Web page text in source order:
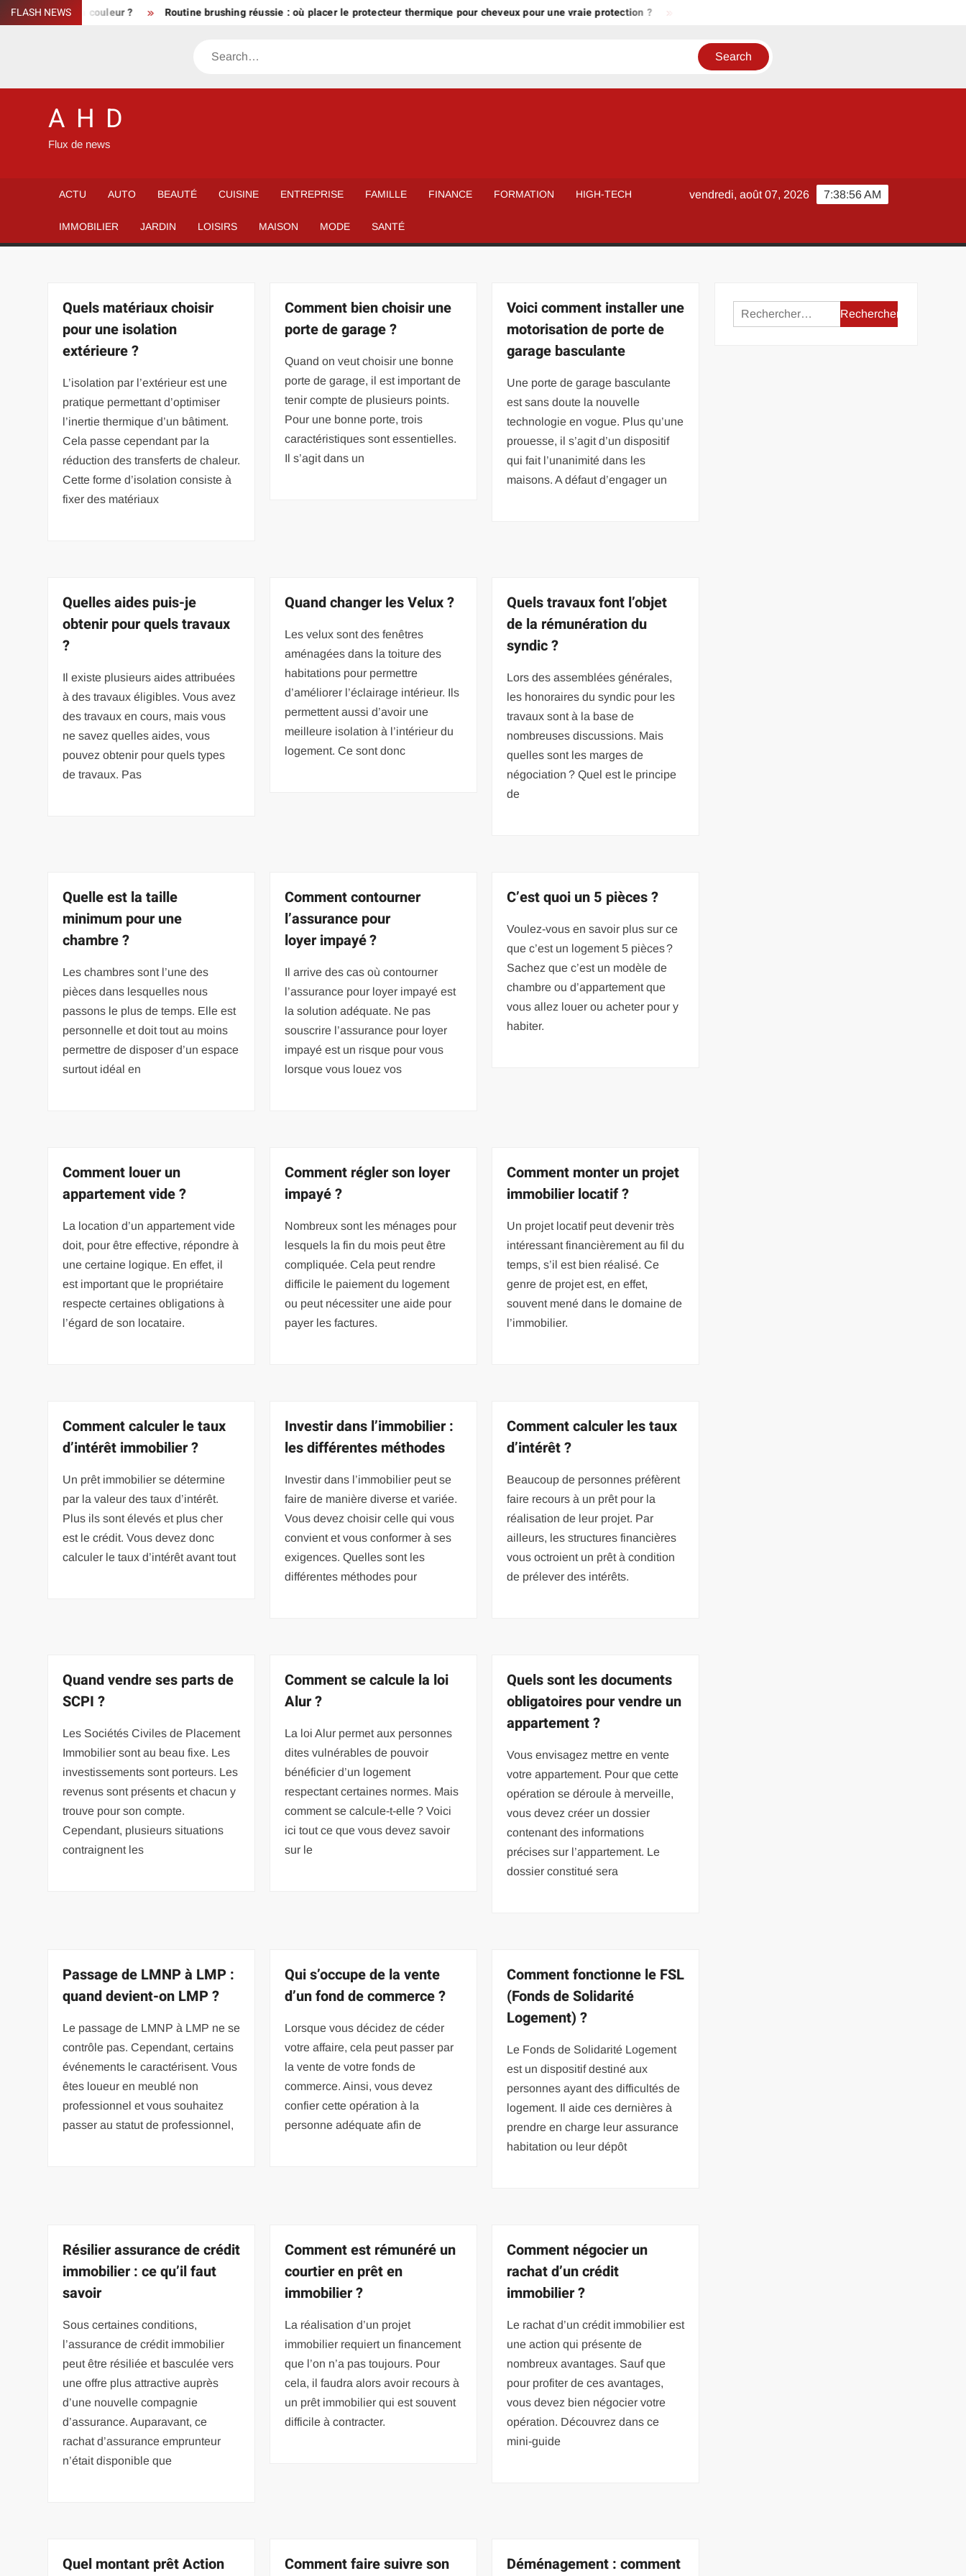
Skip
to
FLASH NEWS
la couleur ? Routine brushing réussie : où placer le protecteur thermique pour cheveux pour une vraie protection ? SoHo New York New York à pied : parcours optimisé depuis
Search
A H D
Flux de news
ACTU AUTO BEAUTÉ CUISINE ENTREPRISE FAMILLE FINANCE FORMATION HIGH-TECH
IMMOBILIER JARDIN LOISIRS MAISON MODE SANTÉ
7:38:57 AM
vendredi, août 07, 2026
Quels matériaux choisir
pour une isolation
extérieure ?
L’isolation par l’extérieur est une
pratique permettant d’optimiser
l’inertie thermique d’un bâtiment.
Cela passe cependant par la
réduction des transferts de chaleur.
Cette forme d’isolation consiste à
fixer des matériaux
Comment bien choisir une
porte de garage ?
Quand on veut choisir une bonne
porte de garage, il est important de
tenir compte de plusieurs points.
Pour une bonne porte, trois
caractéristiques sont essentielles.
Il s’agit dans un
Voici comment installer une
motorisation de porte de
garage basculante
Une porte de garage basculante
est sans doute la nouvelle
technologie en vogue. Plus qu’une
prouesse, il s’agit d’un dispositif
qui fait l’unanimité dans les
maisons. A défaut d’engager un
Quelles aides puis-je
obtenir pour quels travaux
?
Il existe plusieurs aides attribuées
à des travaux éligibles. Vous avez
des travaux en cours, mais vous
ne savez quelles aides, vous
pouvez obtenir pour quels types
de travaux. Pas
Quand changer les Velux ?
Les velux sont des fenêtres
aménagées dans la toiture des
habitations pour permettre
d’améliorer l’éclairage intérieur. Ils
permettent aussi d’avoir une
meilleure isolation à l’intérieur du
logement. Ce sont donc
Quels travaux font l’objet
de la rémunération du
syndic ?
Lors des assemblées générales,
les honoraires du syndic pour les
travaux sont à la base de
nombreuses discussions. Mais
quelles sont les marges de
négociation ? Quel est le principe
de
Quelle est la taille
minimum pour une
chambre ?
Les chambres sont l’une des
pièces dans lesquelles nous
passons le plus de temps. Elle est
personnelle et doit tout au moins
permettre de disposer d’un espace
surtout idéal en
Comment contourner
l’assurance pour
loyer impayé ?
Il arrive des cas où contourner
l’assurance pour loyer impayé est
la solution adéquate. Ne pas
souscrire l’assurance pour loyer
impayé est un risque pour vous
lorsque vous louez vos
C’est quoi un 5 pièces ?
Voulez-vous en savoir plus sur ce
que c’est un logement 5 pièces ?
Sachez que c’est un modèle de
chambre ou d’appartement que
vous allez louer ou acheter pour y
habiter.
Comment louer un
appartement vide ?
La location d’un appartement vide
doit, pour être effective, répondre à
une certaine logique. En effet, il
est important que le propriétaire
respecte certaines obligations à
l’égard de son locataire.
Comment régler son loyer
impayé ?
Nombreux sont les ménages pour
lesquels la fin du mois peut être
compliquée. Cela peut rendre
difficile le paiement du logement
ou peut nécessiter une aide pour
payer les factures.
Comment monter un projet
immobilier locatif ?
Un projet locatif peut devenir très
intéressant financièrement au fil du
temps, s’il est bien réalisé. Ce
genre de projet est, en effet,
souvent mené dans le domaine de
l’immobilier.
Comment calculer le taux
d’intérêt immobilier ?
Un prêt immobilier se détermine
par la valeur des taux d’intérêt.
Plus ils sont élevés et plus cher
est le crédit. Vous devez donc
calculer le taux d’intérêt avant tout
Investir dans l’immobilier :
les différentes méthodes
Investir dans l’immobilier peut se
faire de manière diverse et variée.
Vous devez choisir celle qui vous
convient et vous conformer à ses
exigences. Quelles sont les
différentes méthodes pour
Comment calculer les taux
d’intérêt ?
Beaucoup de personnes préfèrent
faire recours à un prêt pour la
réalisation de leur projet. Par
ailleurs, les structures financières
vous octroient un prêt à condition
de prélever des intérêts.
Quand vendre ses parts de
SCPI ?
Les Sociétés Civiles de Placement
Immobilier sont au beau fixe. Les
investissements sont porteurs. Les
revenus sont présents et chacun y
trouve pour son compte.
Cependant, plusieurs situations
contraignent les
Comment se calcule la loi
Alur ?
La loi Alur permet aux personnes
dites vulnérables de pouvoir
bénéficier d’un logement
respectant certaines normes. Mais
comment se calcule-t-elle ? Voici
ici tout ce que vous devez savoir
sur le
Quels sont les documents
obligatoires pour vendre un
appartement ?
Vous envisagez mettre en vente
votre appartement. Pour que cette
opération se déroule à merveille,
vous devez créer un dossier
contenant des informations
précises sur l’appartement. Le
dossier constitué sera
Passage de LMNP à LMP :
quand devient-on LMP ?
Le passage de LMNP à LMP ne se
contrôle pas. Cependant, certains
événements le caractérisent. Vous
êtes loueur en meublé non
professionnel et vous souhaitez
passer au statut de professionnel,
Qui s’occupe de la vente
d’un fond de commerce ?
Lorsque vous décidez de céder
votre affaire, cela peut passer par
la vente de votre fonds de
commerce. Ainsi, vous devez
confier cette opération à la
personne adéquate afin de
Comment fonctionne le FSL
(Fonds de Solidarité
Logement) ?
Le Fonds de Solidarité Logement
est un dispositif destiné aux
personnes ayant des difficultés de
logement. Il aide ces dernières à
prendre en charge leur assurance
habitation ou leur dépôt
Résilier assurance de crédit
immobilier : ce qu’il faut
savoir
Sous certaines conditions,
l’assurance de crédit immobilier
peut être résiliée et basculée vers
une offre plus attractive auprès
d’une nouvelle compagnie
d’assurance. Auparavant, ce
rachat d’assurance emprunteur
n’était disponible que
Comment est rémunéré un
courtier en prêt en
immobilier ?
La réalisation d’un projet
immobilier requiert un financement
que l’on n’a pas toujours. Pour
cela, il faudra alors avoir recours à
un prêt immobilier qui est souvent
difficile à contracter.
Comment négocier un
rachat d’un crédit
immobilier ?
Le rachat d’un crédit immobilier est
une action qui présente de
nombreux avantages. Sauf que
pour profiter de ces avantages,
vous devez bien négocier votre
opération. Découvrez dans ce
mini-guide
Quel montant prêt Action
Comment faire suivre son
Déménagement : comment
Rechercher :